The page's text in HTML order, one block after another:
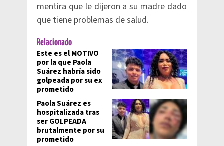
mentira que le dijeron a su madre dado
que tiene problemas de salud.
Relacionado
Este es el MOTIVO
por la que Paola
Suárez habría sido
golpeada por su ex
prometido
Paola Suárez es
hospitalizada tras
ser GOLPEADA
brutalmente por su
prometido